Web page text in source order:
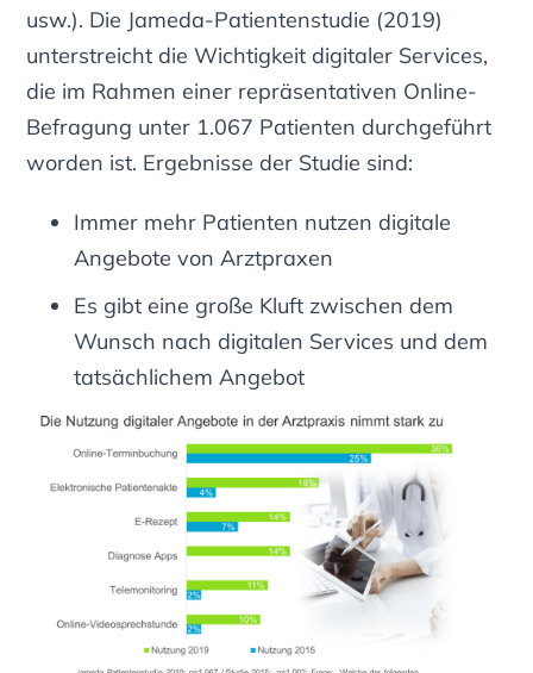
usw.). Die Jameda-Patientenstudie (2019)
unterstreicht die Wichtigkeit digitaler Services,
die im Rahmen einer repräsentativen Online-
Befragung unter 1.067 Patienten durchgeführt
worden ist. Ergebnisse der Studie sind:
Immer mehr Patienten nutzen digitale
Angebote von Arztpraxen
Es gibt eine große Kluft zwischen dem
Wunsch nach digitalen Services und dem
tatsächlichem Angebot